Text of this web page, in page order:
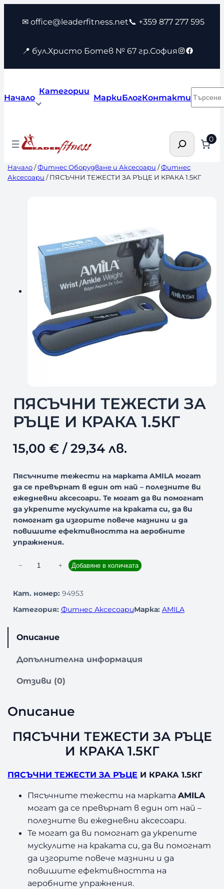
съдържанието
✉ office@leaderfitness.net📞 +359 877 277 595
📍 бул.Христо Ботев № 67 гр.София Instagram
Facebook
Начало
Категории
МаркиБлогКонтакти
Търсене 0
Начало/Фитнес Оборудване и Аксесоари /Фитнес
Аксесоари / ПЯСЪЧНИ ТЕЖЕСТИ ЗА РЪЦЕ И КРАКА 1.5КГ
ПЯСЪЧНИ ТЕЖЕСТИ ЗА
РЪЦЕ И КРАКА 1.5КГ
15,00 €/ 29,34 лв.
Пясъчните тежести на марката AMILA могат
да се превърнат в един от най – полезните ви
ежедневни аксесоари. Те могат да ви помогнат
да укрепите мускулите на краката си, да ви
помогнат да изгорите повече мазнини и да
повишите ефективността на аеробните
упражнения.
ч
т
о
Я
Ъ
Ч
Т
Ж
− + Добавяне в количката
Кат. номер: 94953
Категория: Фитнес АксесоариМарка: AMILA
Описание
Допълнителна информация
Отзиви (0)
Описание
ПЯСЪЧНИ ТЕЖЕСТИ ЗА РЪЦЕ
И КРАКА 1.5КГ
ПЯСЪЧНИ ТЕЖЕСТИ ЗА РЪЦЕ И КРАКА 1.5КГ
Пясъчните тежести на маркатаAMILA
могат да се превърнат в един от най –
полезните ви ежедневни аксесоари.
Те могат да ви помогнат да укрепите
мускулите на краката си, да ви помогнат
да изгорите повече мазнини и да
повишите ефективността на
аеробните упражнения.